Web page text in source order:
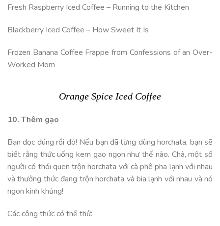
Fresh Raspberry Iced Coffee – Running to the Kitchen
Blackberry Iced Coffee – How Sweet It Is
Frozen Banana Coffee Frappe from Confessions of an Over-
Worked Mom
Orange Spice Iced Coffee
10. Thêm gạo
Bạn đọc đúng rồi đó! Nếu bạn đã từng dùng horchata, bạn sẽ
biết rằng thức uống kem gạo ngon như thế nào. Chà, một số
người có thói quen trộn horchata với cà phê pha lạnh với nhau
và thưởng thức đang trộn horchata và bia lạnh với nhau và nó
ngon kinh khủng!
Các công thức có thể thử: